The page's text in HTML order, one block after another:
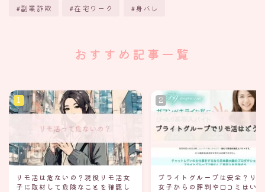
副業詐欺 在宅ワーク 身バレ
おすすめ記事一覧
リモ活は危ないの？現役リモ活女
子に取材して危険なことを確認し
ブライトグループは安全？リ
女子からの評判や口コミはいい